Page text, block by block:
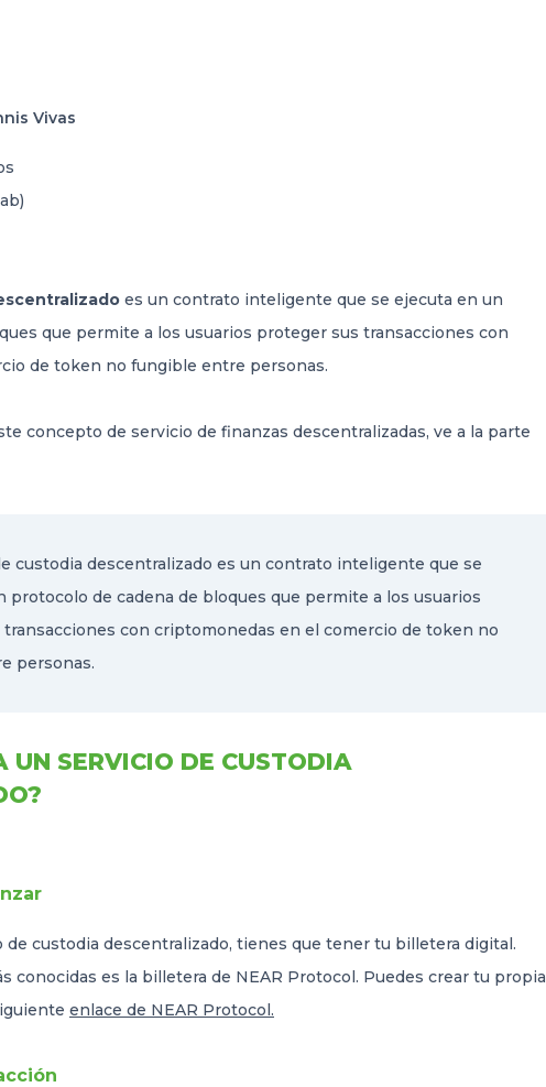
Vivas
es un contrato inteligente que se ejecuta en un
que permite a los usuarios proteger sus transacciones con
de token no fungible entre personas.
concepto de servicio de finanzas descentralizadas, ve a la parte
custodia descentralizado es un contrato inteligente que se
protocolo de cadena de bloques que permite a los usuarios
con criptomonedas en el comercio de token no
personas.
UN SERVICIO DE CUSTODIA
custodia descentralizado, tienes que tener tu billetera digital.
conocidas es la billetera de NEAR Protocol. Puedes crear tu propia
enlace de NEAR Protocol.